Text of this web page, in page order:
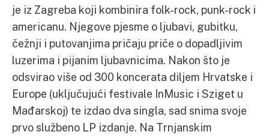
je iz Zagreba koji kombinira folk-rock, punk-rock i
americanu. Njegove pjesme o ljubavi, gubitku,
čežnji i putovanjima pričaju priče o dopadljivim
luzerima i pijanim ljubavnicima. Nakon što je
odsvirao više od 300 koncerata diljem Hrvatske i
Europe (uključujući festivale InMusic i Sziget u
Mađarskoj) te izdao dva singla, sad snima svoje
prvo službeno LP izdanje. Na Trnjanskim